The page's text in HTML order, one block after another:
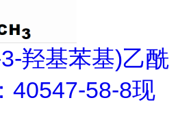
羟基苯基)乙酰
40547-58-8现